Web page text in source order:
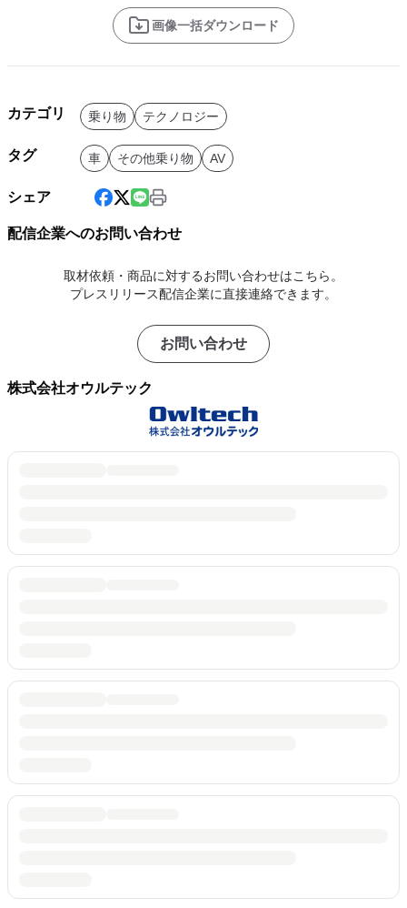
画像一括ダウンロード
カテゴリ 乗り物 テクノロジー
タグ 車 その他乗り物 AV
シェア
配信企業へのお問い合わせ
取材依頼・商品に対するお問い合わせはこちら。
プレスリリース配信企業に直接連絡できます。
お問い合わせ
株式会社オウルテック